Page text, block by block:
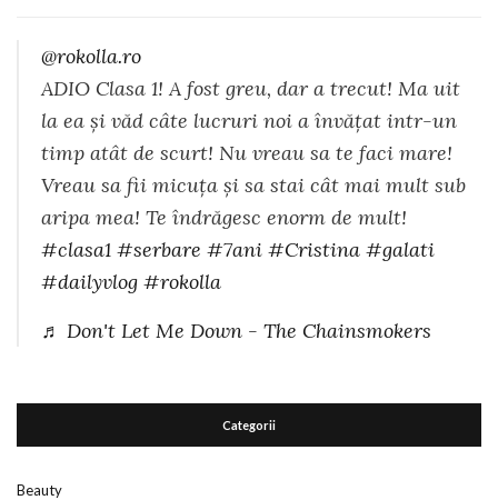
@rokolla.ro
ADIO Clasa 1! A fost greu, dar a trecut! Ma uit
la ea și văd câte lucruri noi a învățat intr-un
timp atât de scurt! Nu vreau sa te faci mare!
Vreau sa fii micuța și sa stai cât mai mult sub
aripa mea! Te îndrăgesc enorm de mult!
#clasa1 #serbare #7ani #Cristina #galati
#dailyvlog #rokolla
♬ Don't Let Me Down - The Chainsmokers
Categorii
Beauty